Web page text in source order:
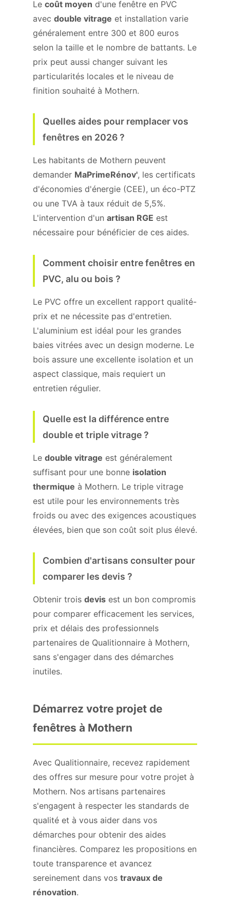
Le coût moyen d'une fenêtre en PVC
avec double vitrage et installation varie
généralement entre 300 et 800 euros
selon la taille et le nombre de battants. Le
prix peut aussi changer suivant les
particularités locales et le niveau de
finition souhaité à Mothern.
Quelles aides pour remplacer vos
fenêtres en 2026 ?
Les habitants de Mothern peuvent
demander MaPrimeRénov', les certificats
d'économies d'énergie (CEE), un éco-PTZ
ou une TVA à taux réduit de 5,5%.
L'intervention d'un artisan RGE est
nécessaire pour bénéficier de ces aides.
Comment choisir entre fenêtres en
PVC, alu ou bois ?
Le PVC offre un excellent rapport qualité-
prix et ne nécessite pas d'entretien.
L'aluminium est idéal pour les grandes
baies vitrées avec un design moderne. Le
bois assure une excellente isolation et un
aspect classique, mais requiert un
entretien régulier.
Quelle est la différence entre
double et triple vitrage ?
Le double vitrage est généralement
suffisant pour une bonne isolation
thermique à Mothern. Le triple vitrage
est utile pour les environnements très
froids ou avec des exigences acoustiques
élevées, bien que son coût soit plus élevé.
Combien d'artisans consulter pour
comparer les devis ?
Obtenir trois devis est un bon compromis
pour comparer efficacement les services,
prix et délais des professionnels
partenaires de Qualitionnaire à Mothern,
sans s'engager dans des démarches
inutiles.
Démarrez votre projet de
fenêtres à Mothern
Avec Qualitionnaire, recevez rapidement
des offres sur mesure pour votre projet à
Mothern. Nos artisans partenaires
s'engagent à respecter les standards de
qualité et à vous aider dans vos
démarches pour obtenir des aides
financières. Comparez les propositions en
toute transparence et avancez
sereinement dans vos travaux de
rénovation.